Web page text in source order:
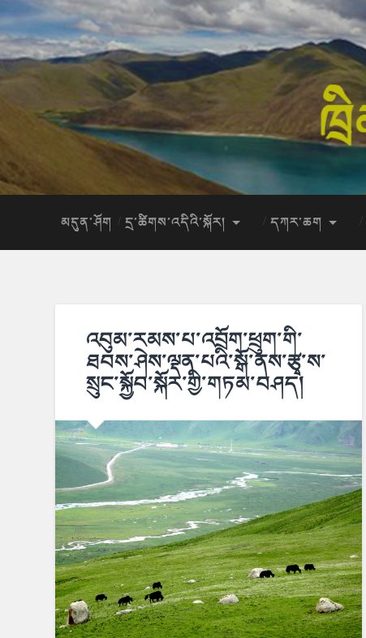
མདུན་ཤོག དྲ་ཚིགས་འདིའི་སྐོར། དཀར་ཆག
འབུམ་རམས་པ་འབྲོག་ཕྲུག་གི་
ཐབས་ཤེས་ལྡན་པའི་སྒོ་ནས་རྩྭ་ས་
སྲུང་སྐྱོབ་སྐོར་གྱི་གཏམ་བཤད།